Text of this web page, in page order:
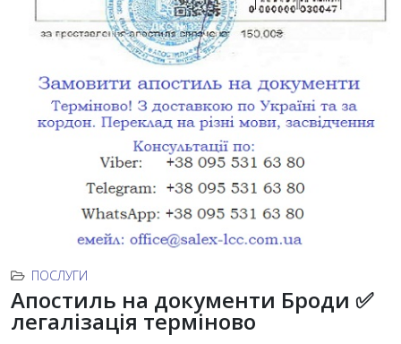
ПОСЛУГИ
Апостиль на документи Броди ✅
легалізація терміново